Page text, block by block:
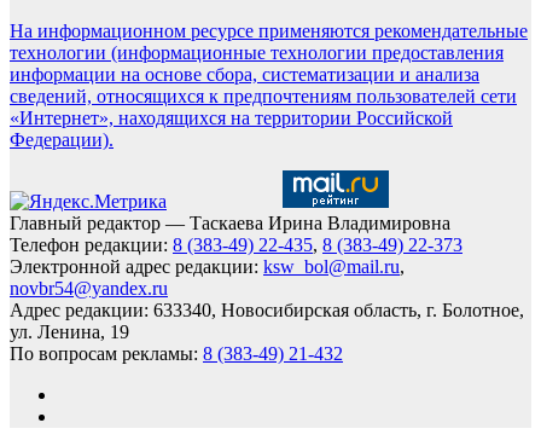
На информационном ресурсе применяются рекомендательные
технологии (информационные технологии предоставления
информации на основе сбора, систематизации и анализа
сведений, относящихся к предпочтениям пользователей сети
«Интернет», находящихся на территории Российской
Федерации).
Главный редактор — Таскаева Ирина Владимировна
Телефон редакции: 8 (383-49) 22-435, 8 (383-49) 22-373
Электронной адрес редакции: ksw_bol@mail.ru,
novbr54@yandex.ru
Адрес редакции: 633340, Новосибирская область, г. Болотное,
ул. Ленина, 19
По вопросам рекламы: 8 (383-49) 21-432